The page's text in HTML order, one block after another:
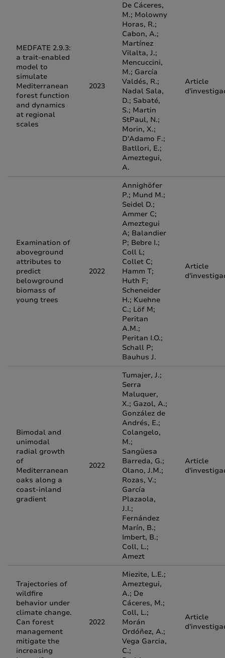
MEDFATE 2.9.3:
a trait-enabled
model to
simulate
Mediterranean
forest function
and dynamics
at regional
scales
2023
De Cáceres,
M.; Molowny
Horas, R.;
Cabon, A.;
Martínez
Vilalta, J.;
Mencuccini,
M.; García
Valdés, R.;
Nadal Sala,
D.; Sabaté,
S.; Martin
StPaul, N.;
Morin, X.;
D'Adamo F.;
Batllori, E.;
Ameztegui,
A.
Article
Examination of
aboveground
attributes to
predict
belowground
biomass of
young trees
2022
Annighöfer
P.; Mund M.;
Seidel D.;
Ammer C;
Ameztegui
A; Balandier
P; Bebre I.;
Coll L;
Collet C;
Hamm T;
Huth F;
Scheneider
H.; Kuehne
C.; Löf M;
Peritan
A.M.;
Peritan I.O.;
Schall P;
Bauhus J.
Article
Bimodal and
unimodal
radial growth
of
Mediterranean
oaks along a
coast-inland
gradient
2022
Tumajer, J.;
Serra
Maluquer,
X.; Gazol, A.;
González de
Andrés, E.;
Colangelo,
M.;
Sangüesa
Barreda, G.;
Olano, J.M.;
Rozas, V.;
García
Plazaola,
J.I.;
Fernández
Marín, B.;
Imbert, B.;
Coll, L.;
Amezt
Article
Trajectories of
wildfire
behavior under
climate change.
Can forest
management
mitigate the
increasing
2022
Miezite, L.E.;
Ameztegui,
A.; De
Cáceres, M.;
Coll, L.;
Morán
Ordóñez, A.;
Vega Garcia,
C.;
Article